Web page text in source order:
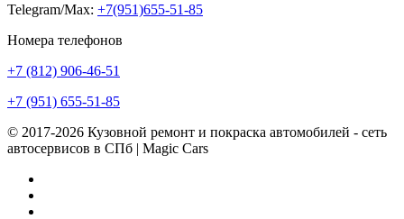
Telegram/Max: +7(951)655-51-85
Номера телефонов
+7 (812) 906-46-51
+7 (951) 655-51-85
© 2017-2026 Кузовной ремонт и покраска автомобилей - сеть
автосервисов в СПб | Magic Cars